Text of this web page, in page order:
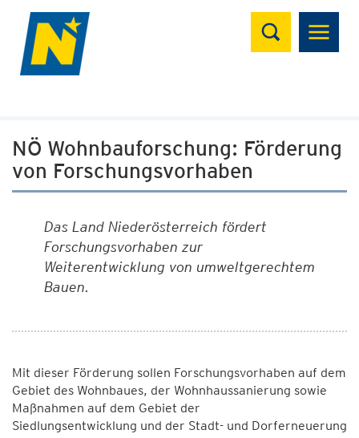
Suchen
NÖ Wohnbauforschung: Förderung
von Forschungsvorhaben
Das Land Niederösterreich fördert
Forschungsvorhaben zur
Weiterentwicklung von umweltgerechtem
Bauen.
Mit dieser Förderung sollen Forschungsvorhaben auf dem
Gebiet des Wohnbaues, der Wohnhaussanierung sowie
Maßnahmen auf dem Gebiet der
Siedlungsentwicklung und der Stadt- und Dorferneuerung